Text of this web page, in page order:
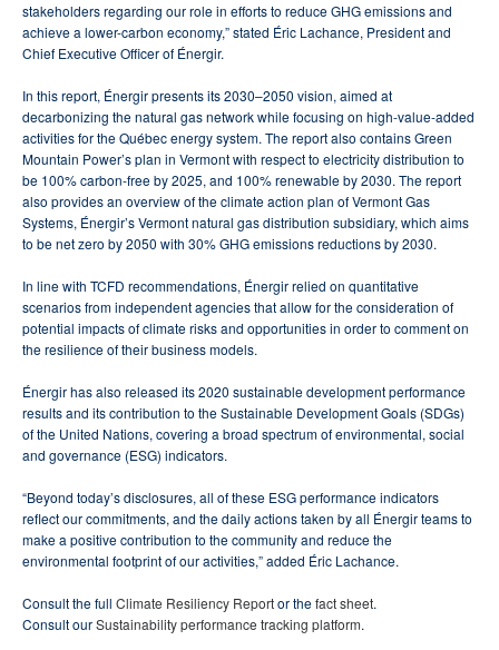
stakeholders regarding our role in efforts to reduce GHG emissions and
achieve a lower-carbon economy,” stated Éric Lachance, President and
Chief Executive Officer of Énergir.
In this report, Énergir presents its 2030–2050 vision, aimed at
decarbonizing the natural gas network while focusing on high-value-added
activities for the Québec energy system. The report also contains Green
Mountain Power’s plan in Vermont with respect to electricity distribution to
be 100% carbon-free by 2025, and 100% renewable by 2030. The report
also provides an overview of the climate action plan of Vermont Gas
Systems, Énergir’s Vermont natural gas distribution subsidiary, which aims
to be net zero by 2050 with 30% GHG emissions reductions by 2030.
In line with TCFD recommendations, Énergir relied on quantitative
scenarios from independent agencies that allow for the consideration of
potential impacts of climate risks and opportunities in order to comment on
the resilience of their business models.
Énergir has also released its 2020 sustainable development performance
results and its contribution to the Sustainable Development Goals (SDGs)
of the United Nations, covering a broad spectrum of environmental, social
and governance (ESG) indicators.
“Beyond today’s disclosures, all of these ESG performance indicators
reflect our commitments, and the daily actions taken by all Énergir teams to
make a positive contribution to the community and reduce the
environmental footprint of our activities,” added Éric Lachance.
Consult the full Climate Resiliency Reportor thefact sheet.
Consult ourSustainability performance tracking platform.